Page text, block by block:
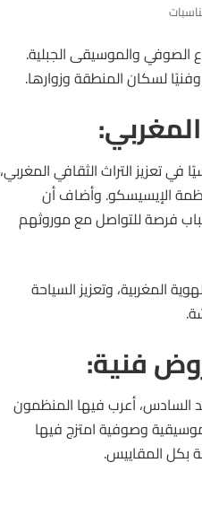
الصوفي والموسيقى الجبلية.
لسكان المنطقة وزوارها.
تعزيز التراث الثقافي المغربي،
الإيسيسكو. وأضاف أن
فرصة للتواصل مع موروثهم
المغربية، وتعزيز السياحة
فنية:
السادس، أعرب فيها المنظمون
وصوفية امتزج فيها
بكل المقاييس.